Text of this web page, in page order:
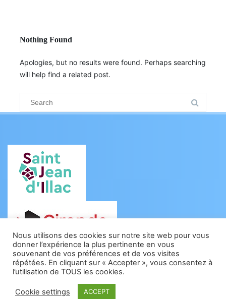
Nothing Found
Apologies, but no results were found. Perhaps searching
will help find a related post.
Search
for:
Nous utilisons des cookies sur notre site web pour vous
donner l’expérience la plus pertinente en vous
souvenant de vos préférences et de vos visites
répétées. En cliquant sur « Accepter », vous consentez à
l’utilisation de TOUS les cookies.
Cookie settings ACCEPT